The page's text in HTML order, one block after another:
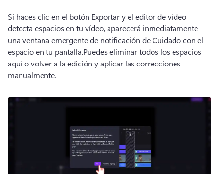
Si haces clic en el botón Exportar y el editor de vídeo
detecta espacios en tu vídeo, aparecerá inmediatamente
una ventana emergente de notificación de Cuidado con el
espacio en tu pantalla.Puedes eliminar todos los espacios
aquí o volver a la edición y aplicar las correcciones
manualmente.